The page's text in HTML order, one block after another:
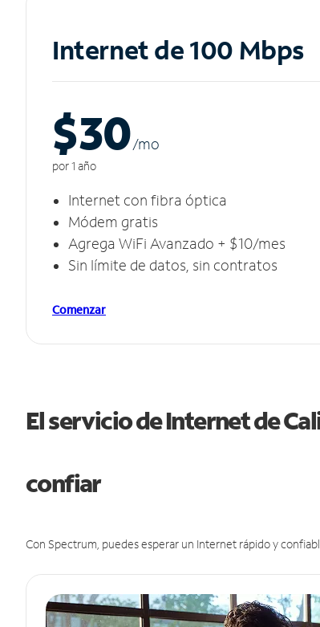
Internet de 100 Mbps
$30/mo
por 1 año
Internet con fibra óptica
Módem gratis
Agrega WiFi Avanzado + $10/mes
Sin límite de datos, sin contratos
Comenzar
El servicio de Internet de
confiar
Con Spectrum, puedes esperar un Internet rápido y